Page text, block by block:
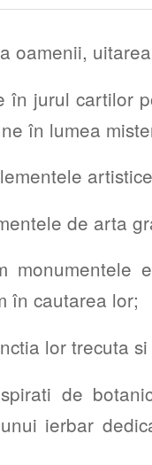
oamenii,
în jurul cartilor
în lumea
de arta
monumentele
în cautarea lor;
lor trecuta
de
ierbar